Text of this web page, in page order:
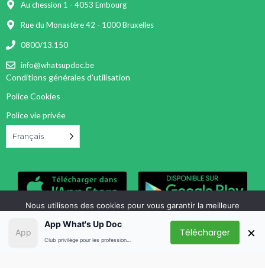
Au chession 1 - 4053 Embourg
Rue du Monastère 42 - 1000 Bruxelles
0800/13.150
info@whatsupdoc.be
Conditions générales d’utilisation
Police Cookies
Police vie privée
Français
App What's Up Doc
Télécharger ×
Nous utilisons des cookies pour vous garantir la meilleure
COOKIES POLICY